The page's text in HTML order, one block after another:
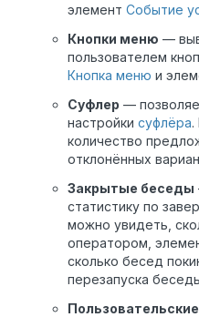
элемент Событие
Кнопки меню —
пользователем
Кнопка меню и
Суфлер —
настройки суфлёра.
количество
отклонённых
Закрытые беседы
статистику по
можно увидеть,
оператором,
сколько бесед
перезапуска